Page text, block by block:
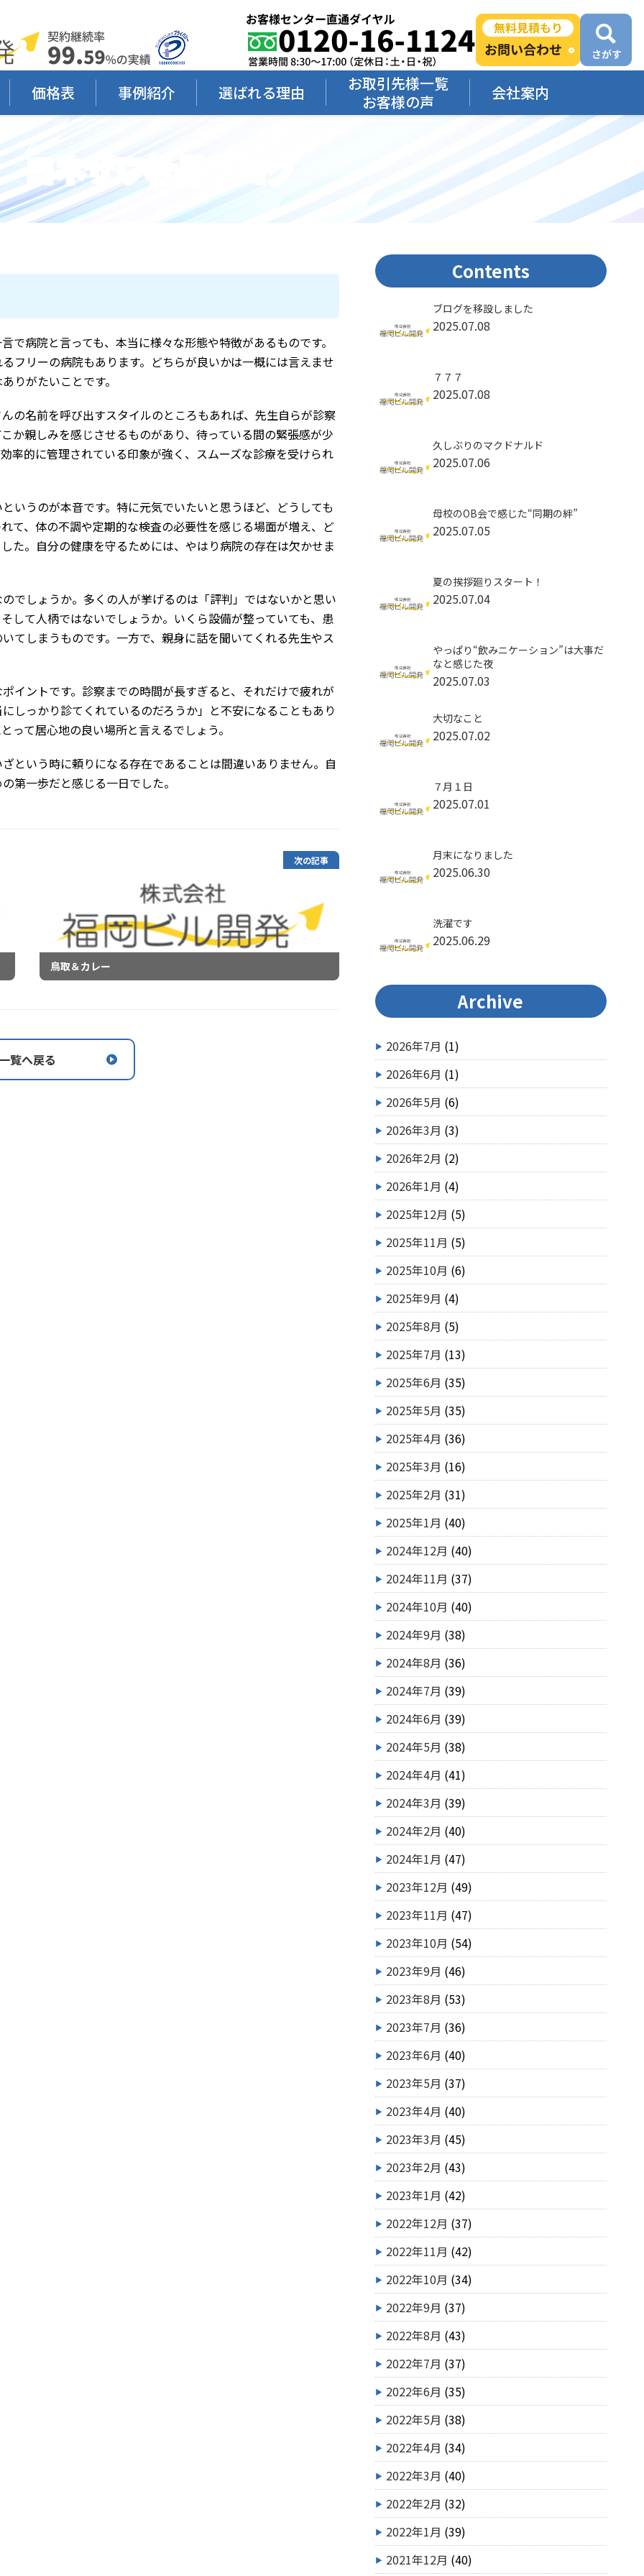
価格表 事例紹介 選ばれる理由
お取引先様一覧
お客様の声
会社案内
ヨネザワ社長ブログ
病院と言っても、本当に様々な形態や特徴があるものです。
フリーの病院もあります。どちらが良いかは一概には言えませ
りがたいことです。
の名前を呼び出すスタイルのところもあれば、先生自らが診察
か親しみを感じさせるものがあり、待っている間の緊張感が少
率的に管理されている印象が強く、スムーズな診療を受けられ
いうのが本音です。特に元気でいたいと思うほど、どうしても
て、体の不調や定期的な検査の必要性を感じる場面が増え、ど
た。自分の健康を守るためには、やはり病院の存在は欠かせま
でしょうか。多くの人が挙げるのは「評判」ではないかと思い
して人柄ではないでしょうか。いくら設備が整っていても、患
てしまうものです。一方で、親身に話を聞いてくれる先生やス
イントです。診察までの時間が長すぎると、それだけで疲れが
しっかり診てくれているのだろうか」と不安になることもあり
って居心地の良い場所と言えるでしょう。
という時に頼りになる存在であることは間違いありません。自
第一歩だと感じる一日でした。
次の記事
鳥取＆カレー
一覧へ戻る
Contents
ブログを移設しました
2025.07.08
７７７
2025.07.08
久しぶりのマクドナルド
2025.07.06
母校のOB会で感じた“同期の絆”
2025.07.05
夏の挨拶廻りスタート！
2025.07.04
やっぱり“飲みニケーション”は大事だ
なと感じた夜
2025.07.03
大切なこと
2025.07.02
７月１日
2025.07.01
月末になりました
2025.06.30
洗濯です
2025.06.29
Archive
2026年7月 (1)
2026年6月 (1)
2026年5月 (6)
2026年3月 (3)
2026年2月 (2)
2026年1月 (4)
2025年12月 (5)
2025年11月 (5)
2025年10月 (6)
2025年9月 (4)
2025年8月 (5)
2025年7月 (13)
2025年6月 (35)
2025年5月 (35)
2025年4月 (36)
2025年3月 (16)
2025年2月 (31)
2025年1月 (40)
2024年12月 (40)
2024年11月 (37)
2024年10月 (40)
2024年9月 (38)
2024年8月 (36)
2024年7月 (39)
2024年6月 (39)
2024年5月 (38)
2024年4月 (41)
2024年3月 (39)
2024年2月 (40)
2024年1月 (47)
2023年12月 (49)
2023年11月 (47)
2023年10月 (54)
2023年9月 (46)
2023年8月 (53)
2023年7月 (36)
2023年6月 (40)
2023年5月 (37)
2023年4月 (40)
2023年3月 (45)
2023年2月 (43)
2023年1月 (42)
2022年12月 (37)
2022年11月 (42)
2022年10月 (34)
2022年9月 (37)
2022年8月 (43)
2022年7月 (37)
2022年6月 (35)
2022年5月 (38)
2022年4月 (34)
2022年3月 (40)
2022年2月 (32)
2022年1月 (39)
2021年12月 (40)